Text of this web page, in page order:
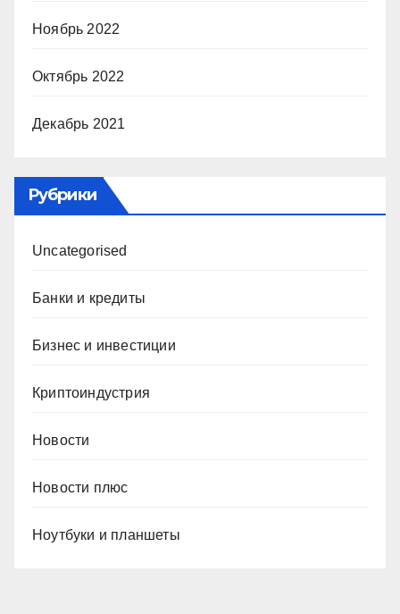
Ноябрь 2022
Октябрь 2022
Декабрь 2021
Рубрики
Uncategorised
Банки и кредиты
Бизнес и инвестиции
Криптоиндустрия
Новости
Новости плюс
Ноутбуки и планшеты